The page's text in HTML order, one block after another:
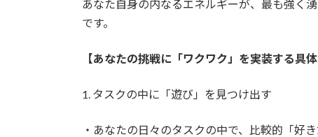
あなた自身の内なるエネルギーが、最も強く
です。
【あなたの挑戦に「ワクワク」を実装する具体
1. タスクの中に「遊び」を見つけ出す
・あなたの日々のタスクの中で、比較的「好